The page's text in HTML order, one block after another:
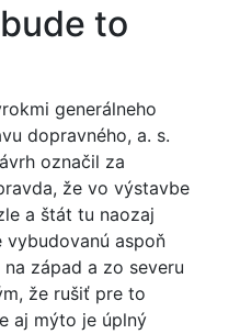
to
generálneho
dopravného, a. s.
označil za
že vo výstavbe
a štát tu naozaj
vybudovanú aspoň
západ a zo severu
že rušiť pre to
aj mýto je úplný